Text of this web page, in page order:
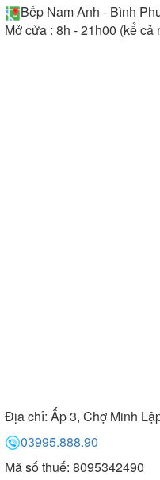
Bếp Nam Anh - Bình
Mở cửa : 8h - 21h00 (kể cả
Địa chỉ: Ấp 3, Chợ Minh
03995.888.90
Mã số thuế: 8095342490